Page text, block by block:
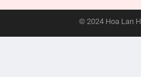
© 2024 Hoa Lan